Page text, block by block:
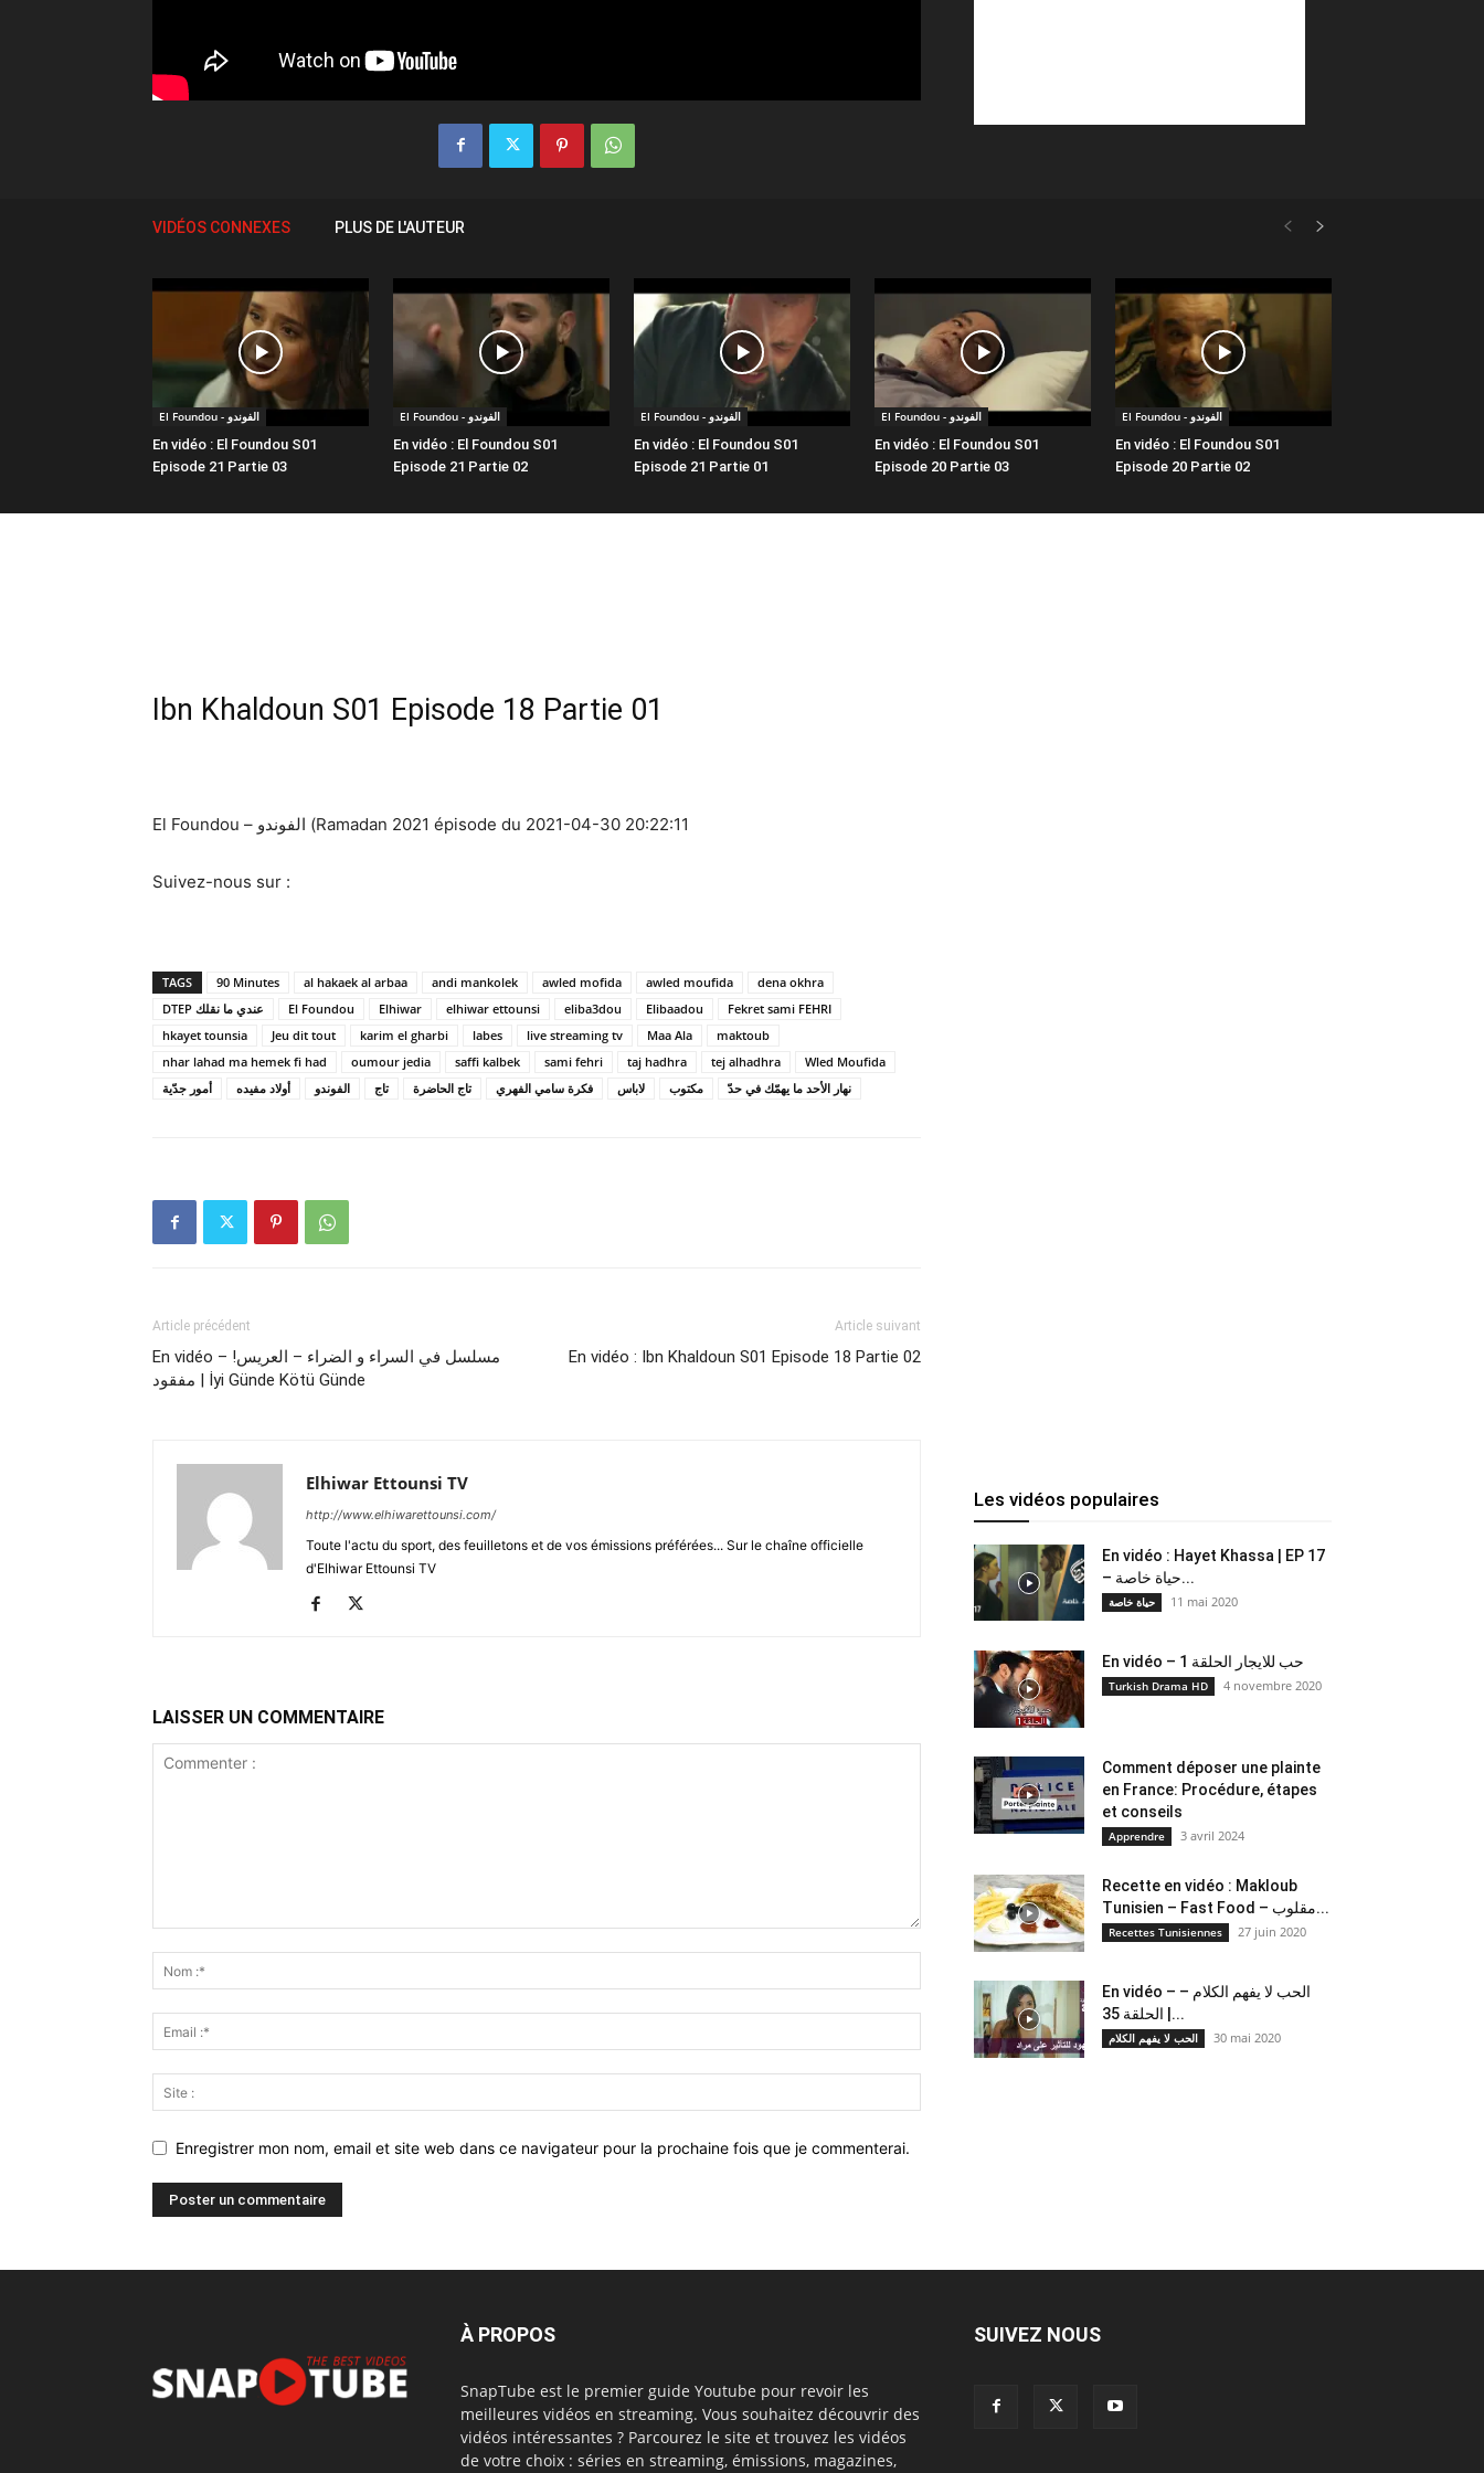
VIDÉOS CONNEXES PLUS DE L'AUTEUR
El Foundou - الفوندو
En vidéo : El Foundou S01
Episode 21 Partie 03
El Foundou - الفوندو
En vidéo : El Foundou S01
Episode 21 Partie 02
El Foundou - الفوندو
En vidéo : El Foundou S01
Episode 21 Partie 01
El Foundou - الفوندو
En vidéo : El Foundou S01
Episode 20 Partie 03
El Foundou - الفوندو
En vidéo : El Foundou S01
Episode 20 Partie 02
Ibn Khaldoun S01 Episode 18 Partie 01
El Foundou – الفوندو (Ramadan 2021 épisode du 2021-04-30 20:22:11
Suivez-nous sur :
TAGS 90 Minutes al hakaek al arbaa andi mankolek awled mofida awled moufida
dena okhra
DTEP عندي ما نقلك
El Foundou Elhiwar elhiwar ettounsi eliba3dou Elibaadou
Fekret sami FEHRI
hkayet tounsia
Jeu dit tout karim el gharbi labes live streaming tv Maa Ala
maktoub
nhar lahad ma hemek fi had
oumour jedia saffi kalbek sami fehri taj hadhra tej alhadhra
Wled Moufida
أمور جدّية
أولاد مفيده الفوندو تاج تاج الحاضرة فكرة سامي الفهري لاباس مكتوب نهار الأحد ما يهمّك في حدّ
Article précédent
En vidéo – !مسلسل في السراء و الضراء – العريس
مفقود | İyi Günde Kötü Günde
Article suivant
En vidéo : Ibn Khaldoun S01 Episode 18 Partie 02
Elhiwar Ettounsi TV
http://www.elhiwarettounsi.com/
Toute l'actu du sport, des feuilletons et de vos émissions préférées... Sur le chaîne officielle
d'Elhiwar Ettounsi TV
LAISSER UN COMMENTAIRE
Enregistrer mon nom, email et site web dans ce navigateur pour la prochaine fois que je commenterai.
Les vidéos populaires
En vidéo : Hayet Khassa | EP 17
– حياة خاصة...
حياة خاصة 11 mai 2020
En vidéo – حب للايجار الحلقة 1
Turkish Drama HD 4 novembre 2020
Comment déposer une plainte
en France: Procédure, étapes
et conseils
Apprendre 3 avril 2024
Recette en vidéo : Makloub
Tunisien – Fast Food – مقلوب...
Recettes Tunisiennes 27 juin 2020
En vidéo – الحب لا يفهم الكلام –
الحلقة 35 |...
الحب لا يفهم الكلام 30 mai 2020
À PROPOS
SnapTube est le premier guide Youtube pour revoir les
meilleures vidéos en streaming. Vous souhaitez découvrir des
vidéos intéressantes ? Parcourez le site et trouvez les vidéos
de votre choix : séries en streaming, émissions, magazines,
SUIVEZ NOUS